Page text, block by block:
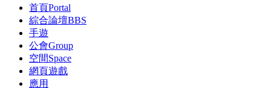
首頁Portal
綜合論壇BBS
手遊
公會Group
空間Space
網頁遊戲
應用